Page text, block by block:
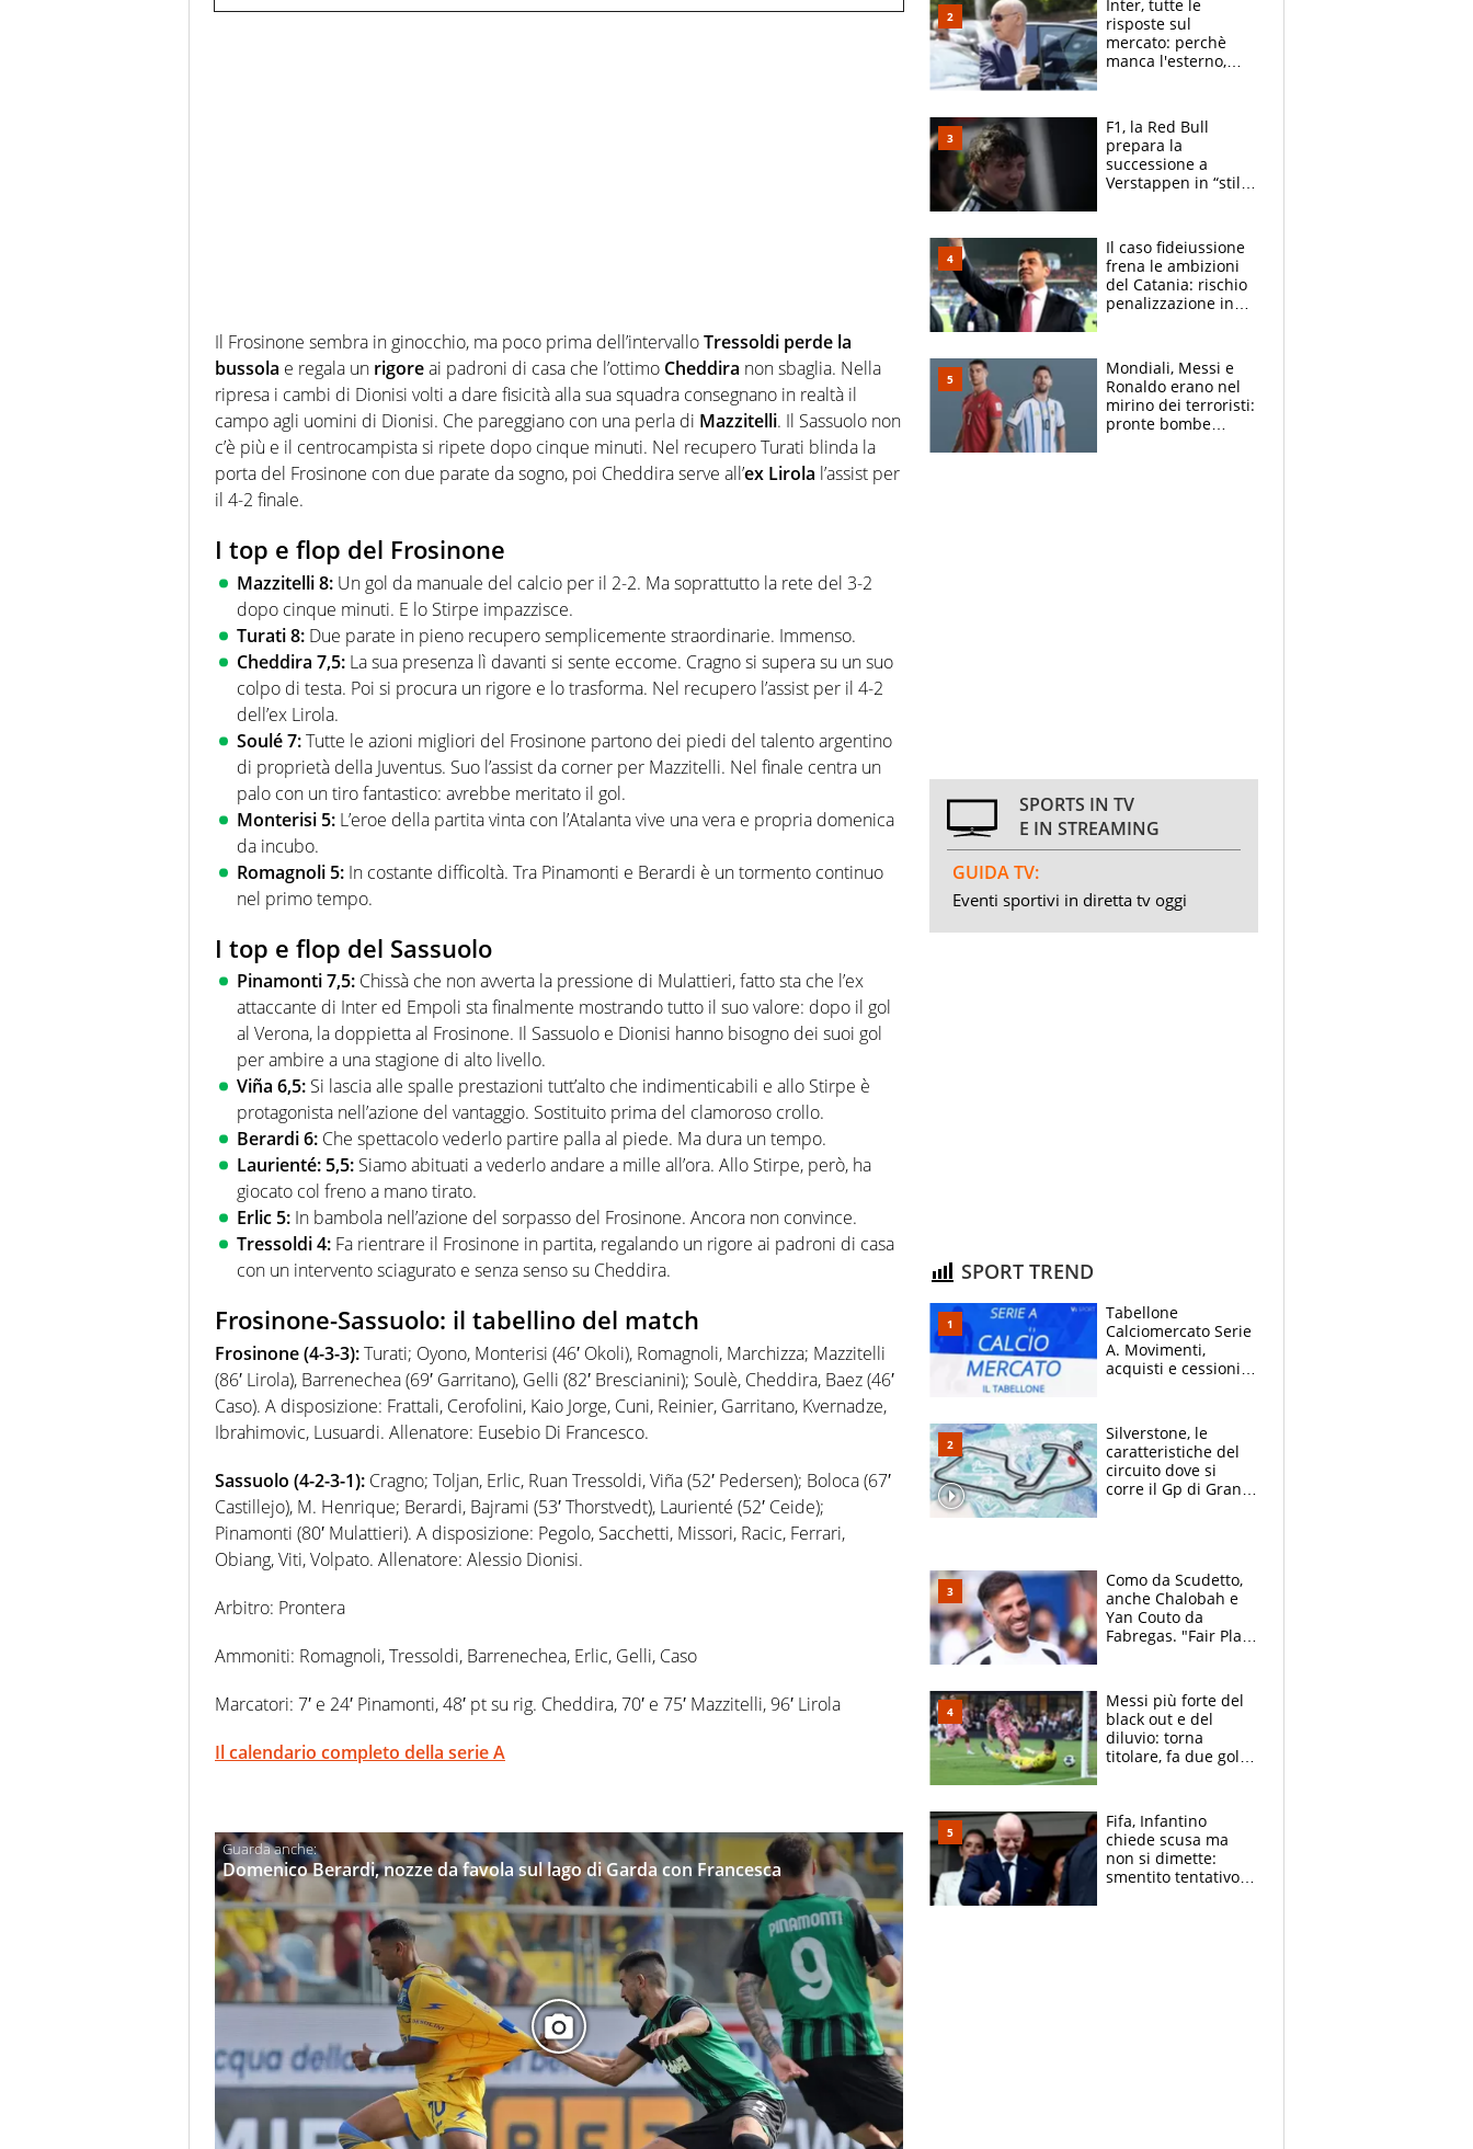
Il Frosinone sembra in ginocchio, ma poco prima dell’intervalloTressoldi perde la
bussola e regala un rigoreai padroni di casa che l’ottimo Cheddira non sbaglia. Nella
ripresa i cambi di Dionisi volti a dare fisicità alla sua squadra consegnano in realtà il
campo agli uomini di Dionisi. Che pareggiano con una perla di Mazzitelli. Il Sassuolo non
c’è più e il centrocampista si ripete dopo cinque minuti. Nel recupero Turati blinda la
porta del Frosinone con due parate da sogno, poi Cheddira serve all’ex Lirola l’assist per
il 4-2 finale.
I top e flop del Frosinone
Mazzitelli 8: Un gol da manuale del calcio per il 2-2. Ma soprattutto la rete del 3-2
dopo cinque minuti. E lo Stirpe impazzisce.
Turati 8: Due parate in pieno recupero semplicemente straordinarie. Immenso.
Cheddira 7,5: La sua presenza lì davanti si sente eccome. Cragno si supera su un suo
colpo di testa. Poi si procura un rigore e lo trasforma. Nel recupero l’assist per il 4-2
dell’ex Lirola.
Soulé 7:Tutte le azioni migliori del Frosinone partono dei piedi del talento argentino
di proprietà della Juventus. Suo l’assist da corner per Mazzitelli. Nel finale centra un
palo con un tiro fantastico: avrebbe meritato il gol.
Monterisi 5: L’eroe della partita vinta con l’Atalanta vive una vera e propria domenica
da incubo.
Romagnoli 5: In costante difficoltà. Tra Pinamonti e Berardi è un tormento continuo
nel primo tempo.
I top e flop del Sassuolo
Pinamonti 7,5: Chissà che non avverta la pressione di Mulattieri, fatto sta che l’ex
attaccante di Inter ed Empoli sta finalmente mostrando tutto il suo valore: dopo il gol
al Verona, la doppietta al Frosinone. Il Sassuolo e Dionisi hanno bisogno dei suoi gol
per ambire a una stagione di alto livello.
Viña 6,5: Si lascia alle spalle prestazioni tutt’alto che indimenticabili e allo Stirpe è
protagonista nell’azione del vantaggio. Sostituito prima del clamoroso crollo.
Berardi 6: Che spettacolo vederlo partire palla al piede. Ma dura un tempo.
Laurienté: 5,5: Siamo abituati a vederlo andare a mille all’ora. Allo Stirpe, però, ha
giocato col freno a mano tirato.
Erlic 5: In bambola nell’azione del sorpasso del Frosinone. Ancora non convince.
Tressoldi 4: Fa rientrare il Frosinone in partita, regalando un rigore ai padroni di casa
con un intervento sciagurato e senza senso su Cheddira.
Frosinone-Sassuolo: il tabellino del match
Frosinone (4-3-3):Turati; Oyono, Monterisi (46′ Okoli), Romagnoli, Marchizza; Mazzitelli
(86′ Lirola), Barrenechea (69′ Garritano), Gelli (82′ Brescianini); Soulè, Cheddira, Baez (46′
Caso). A disposizione: Frattali, Cerofolini, Kaio Jorge, Cuni, Reinier, Garritano, Kvernadze,
Ibrahimovic, Lusuardi. Allenatore: Eusebio Di Francesco.
Sassuolo (4-2-3-1): Cragno; Toljan, Erlic, Ruan Tressoldi, Viña (52′ Pedersen); Boloca (67′
Castillejo), M. Henrique; Berardi, Bajrami (53′ Thorstvedt), Laurienté (52′ Ceide);
Pinamonti (80′ Mulattieri). A disposizione: Pegolo, Sacchetti, Missori, Racic, Ferrari,
Obiang, Viti, Volpato. Allenatore: Alessio Dionisi.
Arbitro: Prontera
Ammoniti: Romagnoli, Tressoldi, Barrenechea, Erlic, Gelli, Caso
Marcatori: 7′ e 24′ Pinamonti, 48′ pt su rig. Cheddira, 70′ e 75′ Mazzitelli, 96′ Lirola
Il calendario completo della serie A
Domenico Berardi, nozze da favola sul lago di Garda con Francesca
Inter, tutte le
risposte sul
mercato: perchè
manca l'esterno,
vero obiettivo di
Marotta
F1, la Red Bull
prepara la
successione a
Verstappen in “stile
attacco all’Italia
Il caso fideiussione
frena le ambizioni
del Catania: rischio
penalizzazione in
Mondiali, Messi e
Ronaldo erano nel
mirino dei terroristi:
pronte bombe
SPORTS IN TV
E IN STREAMING
GUIDA TV:
Eventi sportivi in diretta tv oggi
SPORT TREND
Tabellone
Calciomercato Serie
A. Movimenti,
acquisti e cessioni:
Silverstone, le
caratteristiche del
circuito dove si
corre il Gp di Gran
Como da Scudetto,
anche Chalobah e
Yan Couto da
Fabregas. "Fair Play
multa"
Messi più forte del
black out e del
diluvio: torna
titolare, fa due gol e
che ritiro
Fifa, Infantino
chiede scusa ma
non si dimette:
smentito tentativo di